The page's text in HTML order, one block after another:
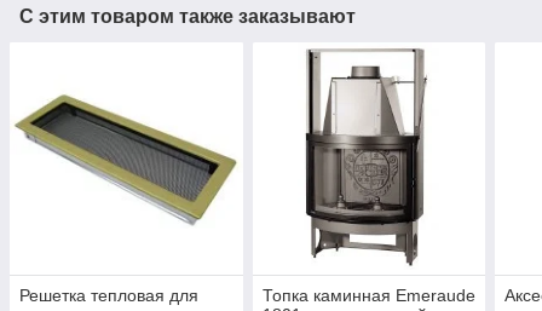
С этим товаром также заказывают
Решетка тепловая для
Топка каминная Emeraude